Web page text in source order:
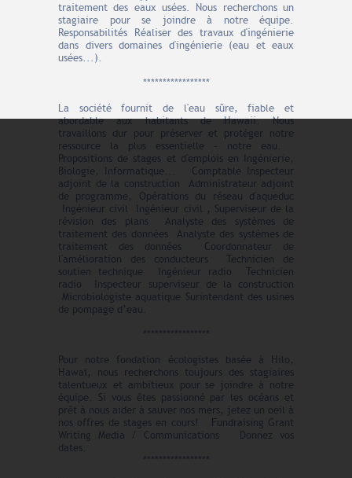
traitement des eaux usées. Nous recherchons un
stagiaire pour se joindre à notre équipe.
Responsabilités Réaliser des travaux d'ingénierie
dans divers domaines d'ingénierie (eau et eaux
usées...).
*****************
La société fournit de l'eau sûre, fiable et
abordable aux habitants de Hawaii. Nous
travaillons dur pour préserver et protéger notre
ressource la plus essentielle – notre eau.
Propositions de stages et d'emplois en Ingénierie,
Biologie, Informatique... Comptable Inspecteur
adjoint de la construction Administrateur adjoint
de programme, Opérations du réseau d'aqueduc
Ingénieur civil Ingénieur civil , Superviseur de la
révision des plans Analyste des systèmes de
traitement des données Analyste des systèmes de
traitement des données Coordonnateur de
l'amélioration des conducteurs Technicien de
soutien technique Ingénieur radio Technicien
radio Inspecteur superviseur de la construction
Microbiologiste aquatique Surintendant des usines
de pompage d’eau.
Pour notre fondation écologistes basée à Hilo,
Hawaï , nous recherchons toujours des stagiaires
talentueux et ambitieux pour se joindre à notre
équipe. Si vous êtes passionné par les océans et
prêt à nous aider à sauver nos mers, jetez un oeil à
nos offres de stages en cours! Fundraising Grant
Writing Media / Communications Donnez vos
dates.